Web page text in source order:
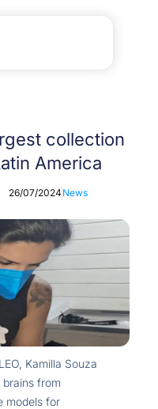
collection
America
26/07/2024 News
Kamilla Souza
from
models for